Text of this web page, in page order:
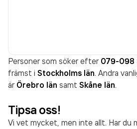
Personer som söker efter 079-098
främst i Stockholms län. Andra
är Örebro län samt Skåne län.
Tipsa oss!
Vi vet mycket, men inte allt. Har du